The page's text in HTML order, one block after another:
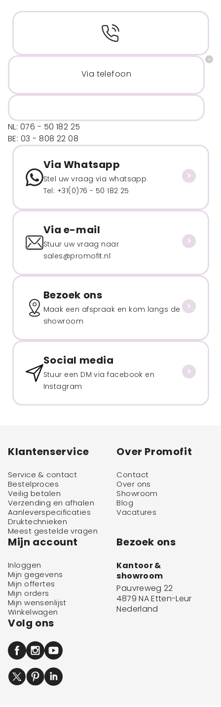
Via telefoon
NL: 076 - 50 182 25
BE: 03 - 808 22 08
Via Whatsapp
Stel uw vraag via whatsapp
Tel: +31(0)76 - 50 182 25
Via e-mail
Stuur uw vraag naar
sales@promofit.nl
Bezoek ons
Maak een afspraak en kom langs de
showroom
Social media
Stuur een DM via facebook en
Instagram
Klantenservice
Service & contact
Bestelproces
Veilig betalen
Verzending en afhalen
Aanleverspecificaties
Druktechnieken
Meest gestelde vragen
Over Promofit
Contact
Over ons
Showroom
Blog
Vacatures
Mijn account
Inloggen
Mijn gegevens
Mijn offertes
Mijn orders
Mijn wensenlijst
Winkelwagen
Bezoek ons
Kantoor &
showroom
Pauvreweg 22
4879 NA Etten-Leur
Nederland
Volg ons